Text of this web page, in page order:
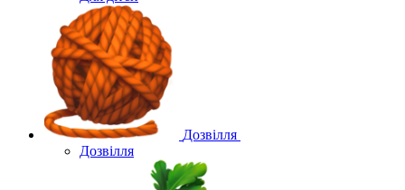
Дозвілля
Дозвілля